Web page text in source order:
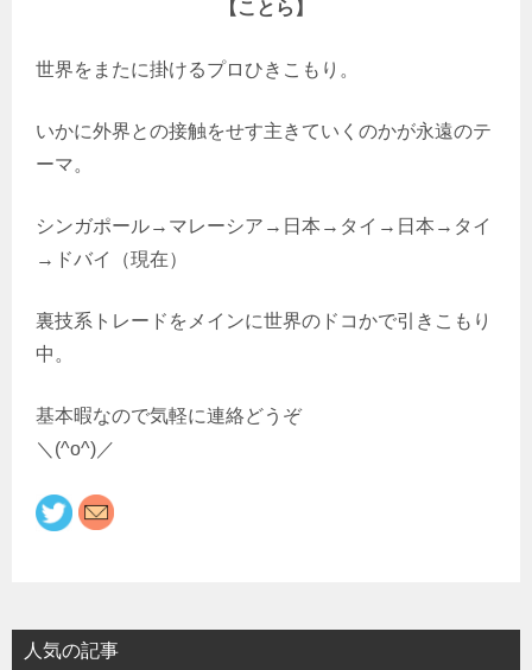
【ことら】
世界をまたに掛けるプロひきこもり。
いかに外界との接触をせす主きていくのかが永遠のテ
ーマ。
シンガポール→マレーシア→日本→タイ→日本→タイ
→ドバイ（現在）
裏技系トレードをメインに世界のドコかで引きこもり
中。
基本暇なので気軽に連絡どうぞ
＼(^o^)／
人気の記事